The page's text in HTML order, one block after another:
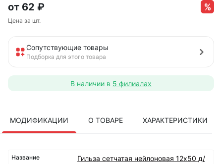
от 62 ₽
Цена за шт.
Сопутствующие товары
Подборка для этого товара
В наличии в 5 филиалах
МОДИФИКАЦИИ О ТОВАРЕ ХАРАКТЕРИСТИКИ
Гильза сетчатая нейлоновая 12х50 д/